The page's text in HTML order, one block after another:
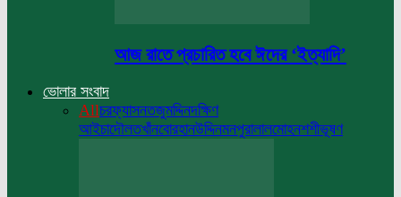
আজ রাতে প্রচারিত হবে ঈদের ‘ইত্যাদি’
ভোলার সংবাদ
Allচরফ্যাসনতজুমদ্দিনদক্ষিণ
আইচাদৌলতখাঁনবোরহানউদ্দিনমনপুরালালমোহনশশীভূষণ